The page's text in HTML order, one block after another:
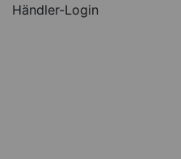
Händler-Login